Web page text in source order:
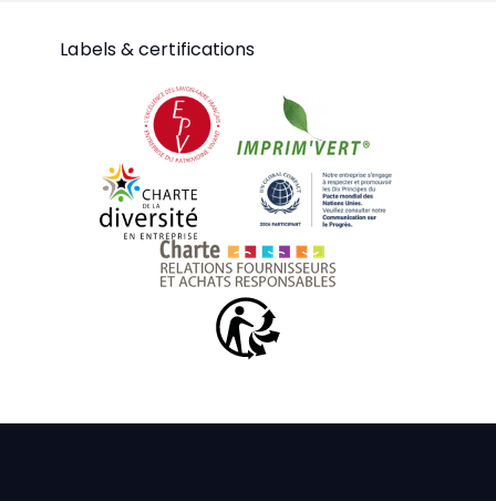
Labels & certifications
Entreprise du patrimoine vivant
Imprim'vert
Charte de la diversitéUN Global
Charte relations
Triman